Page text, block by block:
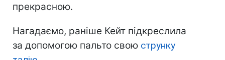
прекрасною.
Нагадаємо, раніше Кейт підкреслила
за допомогою пальто свою струнку